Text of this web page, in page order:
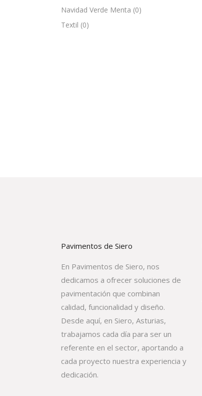
Navidad Verde Menta (0)
Textil (0)
Pavimentos de Siero
En Pavimentos de Siero, nos
dedicamos a ofrecer soluciones de
pavimentación que combinan
calidad, funcionalidad y diseño.
Desde aquí, en Siero, Asturias,
trabajamos cada día para ser un
referente en el sector, aportando a
cada proyecto nuestra experiencia y
dedicación.